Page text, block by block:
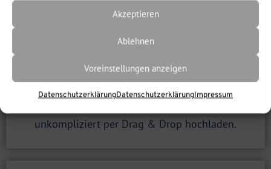
Akzeptieren
Ablehnen
Voreinstellungen anzeigen
DatenschutzerklärungDatenschutzerklärungImpressum
2.
Die Einrichtung Ihres Lernmanagement-Systems
unkompliziert per Drag & Drop hochladen.